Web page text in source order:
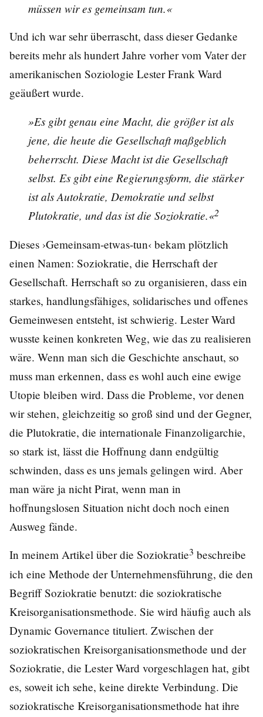
müssen wir es gemeinsam tun.«
Und ich war sehr überrascht, dass dieser Gedanke
bereits mehr als hundert Jahre vorher vom Vater der
amerikanischen Soziologie Lester Frank Ward
geäußert wurde.
»Es gibt genau eine Macht, die größer ist als
jene, die heute die Gesellschaft maßgeblich
beherrscht. Diese Macht ist die Gesellschaft
selbst. Es gibt eine Regierungsform, die stärker
ist als Autokratie, Demokratie und selbst
Plutokratie, und das ist die Soziokratie.«2
Dieses ›Gemeinsam-etwas-tun‹ bekam plötzlich
einen Namen: Soziokratie, die Herrschaft der
Gesellschaft. Herrschaft so zu organisieren, dass ein
starkes, handlungsfähiges, solidarisches und offenes
Gemeinwesen entsteht, ist schwierig. Lester Ward
wusste keinen konkreten Weg, wie das zu realisieren
wäre. Wenn man sich die Geschichte anschaut, so
muss man erkennen, dass es wohl auch eine ewige
Utopie bleiben wird. Dass die Probleme, vor denen
wir stehen, gleichzeitig so groß sind und der Gegner,
die Plutokratie, die internationale Finanzoligarchie,
so stark ist, lässt die Hoffnung dann endgültig
schwinden, dass es uns jemals gelingen wird. Aber
man wäre ja nicht Pirat, wenn man in
hoffnungslosen Situation nicht doch noch einen
Ausweg fände.
In meinem Artikel über die Soziokratie3 beschreibe
ich eine Methode der Unternehmensführung, die den
Begriff Soziokratie benutzt: die soziokratische
Kreisorganisationsmethode. Sie wird häufig auch als
Dynamic Governance tituliert. Zwischen der
soziokratischen Kreisorganisationsmethode und der
Soziokratie, die Lester Ward vorgeschlagen hat, gibt
es, soweit ich sehe, keine direkte Verbindung. Die
soziokratische Kreisorganisationsmethode hat ihre